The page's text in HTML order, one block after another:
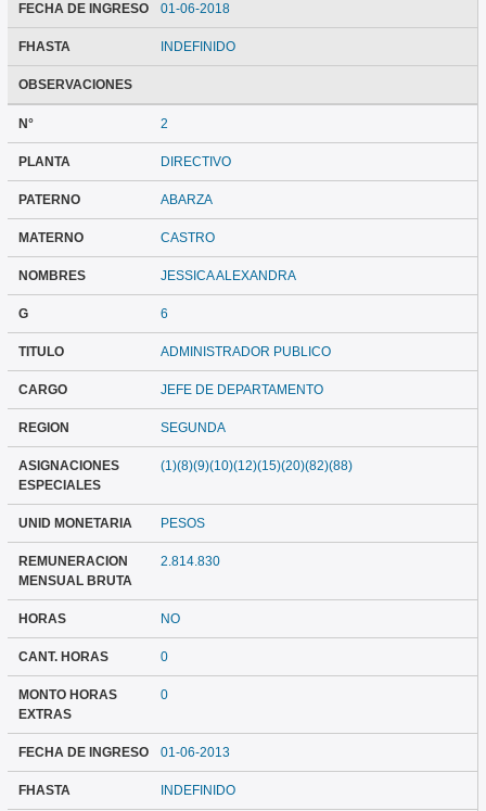
FECHA DE INGRESO 01-06-2018
FHASTA INDEFINIDO
OBSERVACIONES
N° 2
PLANTA DIRECTIVO
PATERNO ABARZA
MATERNO CASTRO
NOMBRES JESSICA ALEXANDRA
G 6
TITULO ADMINISTRADOR PUBLICO
CARGO JEFE DE DEPARTAMENTO
REGION SEGUNDA
ASIGNACIONES
ESPECIALES
(1)(8)(9)(10)(12)(15)(20)(82)(88)
UNID MONETARIA PESOS
REMUNERACION
MENSUAL BRUTA
2.814.830
HORAS NO
CANT. HORAS 0
MONTO HORAS
EXTRAS
0
FECHA DE INGRESO 01-06-2013
FHASTA INDEFINIDO